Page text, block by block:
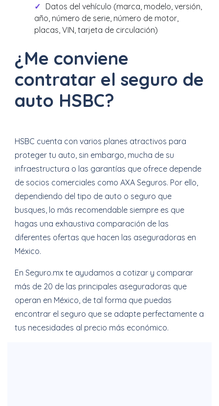
Datos del vehículo (marca, modelo, versión,
año, número de serie, número de motor,
placas, VIN, tarjeta de circulación)
¿Me conviene
contratar el seguro de
auto HSBC?
HSBC cuenta con varios planes atractivos para
proteger tu auto, sin embargo, mucha de su
infraestructura o las garantías que ofrece depende
de socios comerciales como AXA Seguros. Por ello,
dependiendo del tipo de auto o seguro que
busques, lo más recomendable siempre es que
hagas una exhaustiva comparación de las
diferentes ofertas que hacen las aseguradoras en
México.
En Seguro.mx te ayudamos a cotizar y comparar
más de 20 de las principales aseguradoras que
operan en México, de tal forma que puedas
encontrar el seguro que se adapte perfectamente a
tus necesidades al precio más económico.